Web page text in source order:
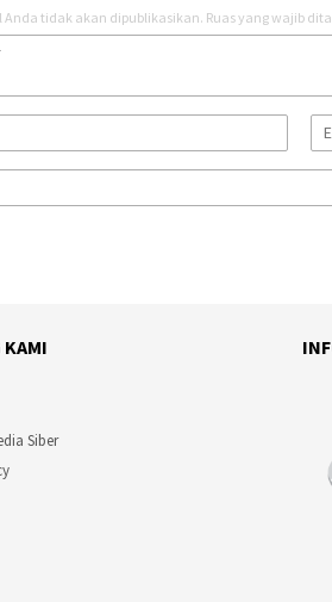
tidak akan dipublikasikan. Ruas yang wajib
KAMI
Siber